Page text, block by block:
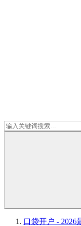
口袋开户 - 2026